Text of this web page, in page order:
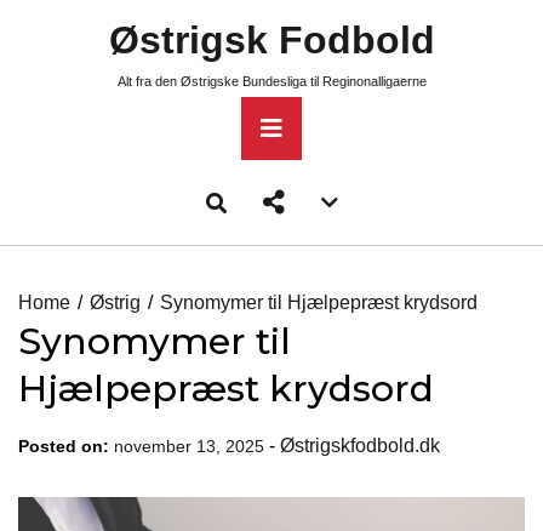
Østrigsk Fodbold
Alt fra den Østrigske Bundesliga til Reginonalligaerne
Primary
Menu
menu
Home
Østrig Synomymer til Hjælpepræst krydsord
Synomymer til
Hjælpepræst krydsord
Posted on: november 13, 2025 - Østrigskfodbold.dk